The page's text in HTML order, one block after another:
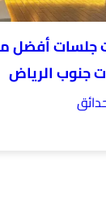
جلسات أفضل
جنوب الرياض